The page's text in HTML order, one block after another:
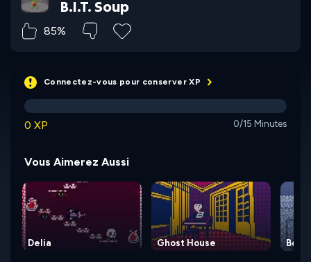
B.I.T. Soup
85%
Connectez-vous pour conserver XP
0 XP 0/15 Minutes
Vous Aimerez Aussi
Delia Ghost House